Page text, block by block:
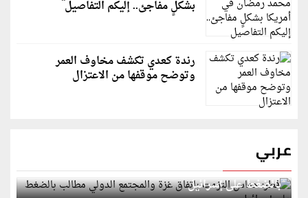
بشكلٍ مفاجئ.. إليكم التفاصيل
رندة كعدي تكشف مخاوف العمر
وتوضح موقفها من الاعتزال
عربي
قطر: حماس التزمت باتفاق غزة والمجتمع الدولي مطالب
بالضغط على إسرائيل